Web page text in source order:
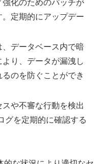
化のためのパッチが
定期的にアップデー
、データベース内で暗
り、データが漏洩し
のを防ぐことができ
スや不審な行動を検出
グを定期的に確認する